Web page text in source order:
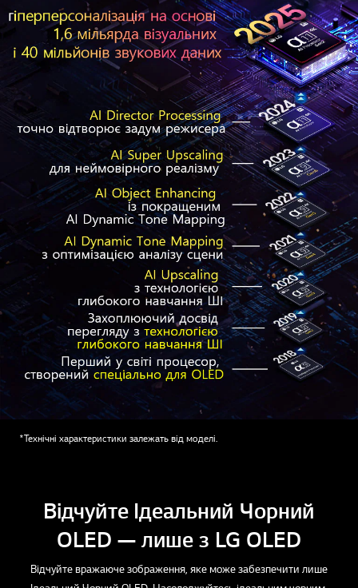
*Технічні характеристики залежать від моделі.
Відчуйте Ідеальний Чорний
OLED — лише з LG OLED
Відчуйте вражаюче зображення, яке може забезпечити лише